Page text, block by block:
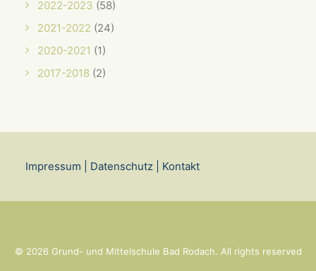
2022-2023 (58)
2021-2022 (24)
2020-2021 (1)
2017-2018 (2)
Impressum Datenschutz Kontakt
© 2026 Grund- und Mittelschule Bad Rodach. All rights reserved